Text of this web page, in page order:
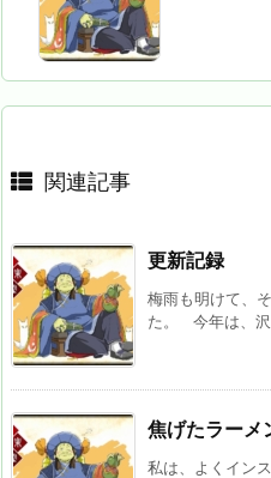
関連記事
更新記録
梅雨も明けて、
た。 今年は、
焦げたラーメ
私は、よくイン